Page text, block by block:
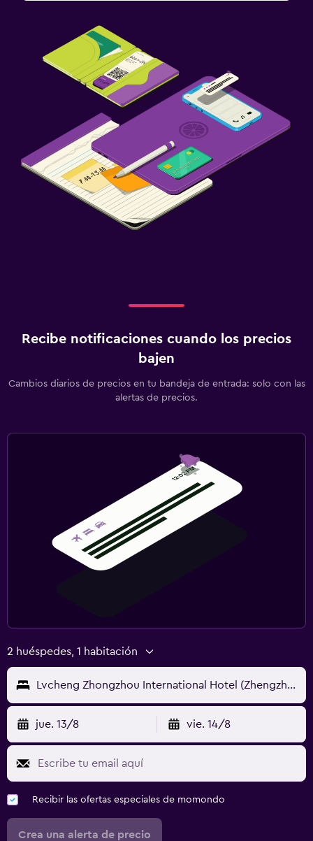
Recibe notificaciones cuando los precios
bajen
Cambios diarios de precios en tu bandeja de entrada: solo con las
alertas de precios.
2 huéspedes, 1 habitación
Lvcheng Zhongzhou International Hotel (Zhengzhou Cbd Convention And Exhibition Center)
jue. 13/8 vie. 14/8
Recibir las ofertas especiales de momondo
Crea una alerta de precio